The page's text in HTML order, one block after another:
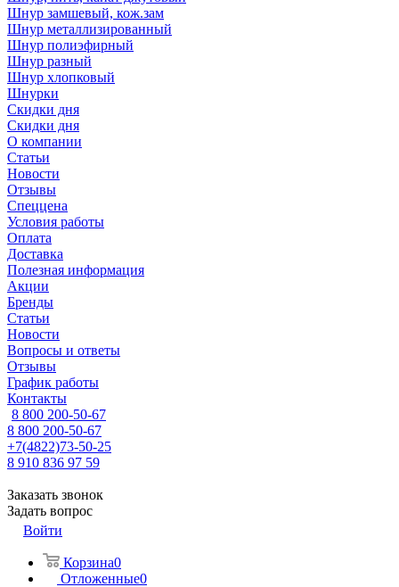
Шнур замшевый, кож.зам
Шнур металлизированный
Шнур полиэфирный
Шнур разный
Шнур хлопковый
Шнурки
Скидки дня
Скидки дня
О компании
Статьи
Новости
Отзывы
Спеццена
Условия работы
Оплата
Доставка
Полезная информация
Акции
Бренды
Статьи
Новости
Вопросы и ответы
Отзывы
График работы
Контакты
8 800 200-50-67
8 800 200-50-67
+7(4822)73-50-25
8 910 836 97 59
Заказать звонок
Задать вопрос
Войти
Корзина0
Отложенные0